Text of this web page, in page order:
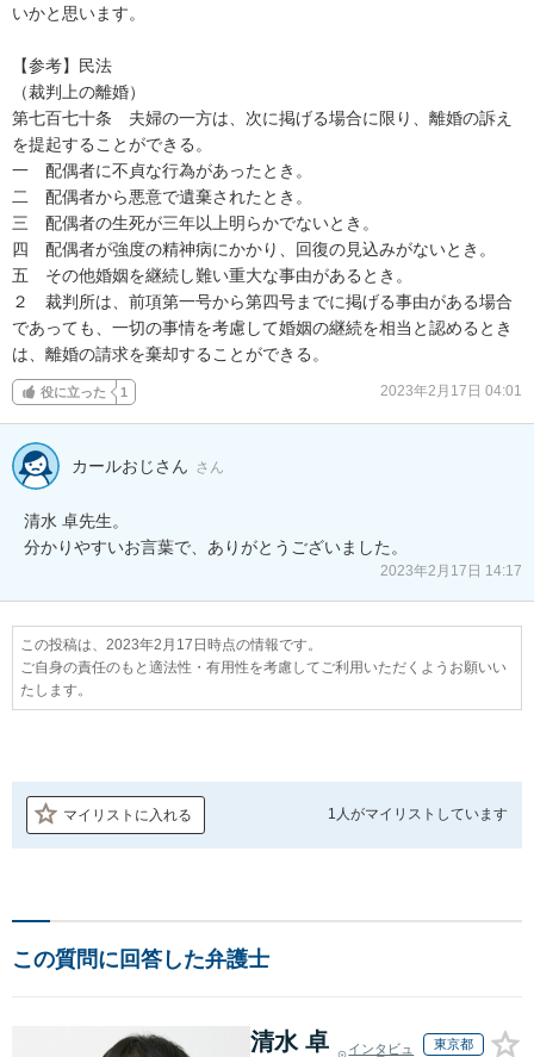
いかと思います。
【参考】民法
（裁判上の離婚）
第七百七十条　夫婦の一方は、次に掲げる場合に限り、離婚の訴え
を提起することができる。
一　配偶者に不貞な行為があったとき。
二　配偶者から悪意で遺棄されたとき。
三　配偶者の生死が三年以上明らかでないとき。
四　配偶者が強度の精神病にかかり、回復の見込みがないとき。
五　その他婚姻を継続し難い重大な事由があるとき。
２　裁判所は、前項第一号から第四号までに掲げる事由がある場合
であっても、一切の事情を考慮して婚姻の継続を相当と認めるとき
は、離婚の請求を棄却することができる。
役に立った 1 2023年2月17日 04:01
カールおじさん さん
清水 卓先生。
分かりやすいお言葉で、ありがとうございました。
2023年2月17日 14:17
この投稿は、2023年2月17日時点の情報です。
ご自身の責任のもと適法性・有用性を考慮してご利用いただくようお願いい
たします。
マイリストに入れる 1人がマイリストしています
この質問に回答した弁護士
清水 卓
インタビュ
東京都